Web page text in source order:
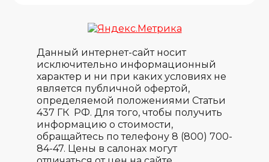
Данный интернет-сайт носит
исключительно информационный
характер и ни при каких условиях не
является публичной офертой,
определяемой положениями Статьи
437 ГК РФ. Для того, чтобы получить
информацию о стоимости,
обращайтесь по телефону 8 (800) 700-
84-47. Цены в салонах могут